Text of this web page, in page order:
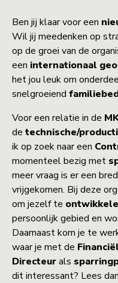
Ben jij klaar voor een
Wil jij meedenken op
op de groei van de
een internationaal
het jou leuk om
snelgroeiend
Voor een relatie in de
de technische/
ik op zoek naar een
momenteel bezig met
meer vraag is er een
vrijgekomen. Bij deze
om jezelf te
persoonlijk gebied en
Daarnaast kom je te
waar je met de
Directeurals
dit interessant? Lees